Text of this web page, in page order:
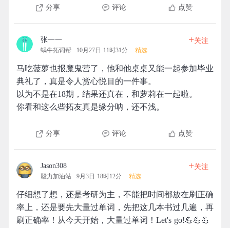
分享 评论 点赞
张一一
蜗牛拓词帮 10月27日 11时31分 精选
+关注
马吃菠萝也报魔鬼营了，他和他桌桌又能一起参加毕业
典礼了，真是令人赏心悦目的一件事。
以为不是在18期，结果还真在，和萝莉在一起啦。
你看和这么些拓友真是缘分呐，还不浅。
分享 评论 点赞
Jason308
毅力加油站 9月3日 18时12分 精选
+关注
仔细想了想，还是考研为主，不能把时间都放在刷正确
率上，还是要先大量过单词，先把这几本书过几遍，再
刷正确率！从今天开始，大量过单词！Let's go!💪💪💪